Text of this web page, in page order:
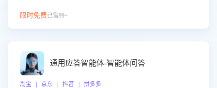
限时免费已售99+
通用应答智能体-智能体问答
淘宝 | 京东 | 抖音 | 拼多多